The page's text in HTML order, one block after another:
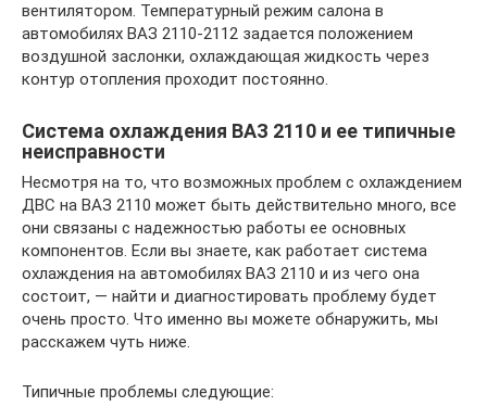
вентилятором. Температурный режим салона в
автомобилях ВАЗ 2110-2112 задается положением
воздушной заслонки, охлаждающая жидкость через
контур отопления проходит постоянно.
Система охлаждения ВАЗ 2110 и ее типичные
неисправности
Несмотря на то, что возможных проблем с охлаждением
ДВС на ВАЗ 2110 может быть действительно много, все
они связаны с надежностью работы ее основных
компонентов. Если вы знаете, как работает система
охлаждения на автомобилях ВАЗ 2110 и из чего она
состоит, — найти и диагностировать проблему будет
очень просто. Что именно вы можете обнаружить, мы
расскажем чуть ниже.
Типичные проблемы следующие: